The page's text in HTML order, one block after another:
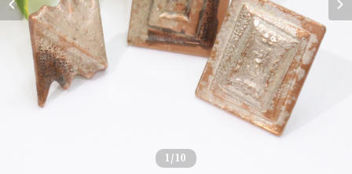
1 /10